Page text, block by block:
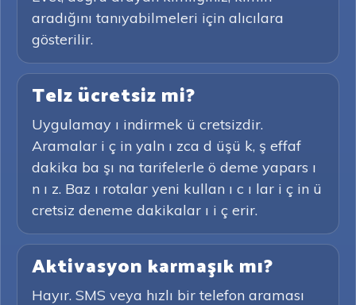
aradığını tanıyabilmeleri için alıcılara
gösterilir.
Telz ücretsiz mi?
Uygulamay ı indirmek ü cretsizdir.
Aramalar i ç in yaln ı zca d üşü k, ş effaf
dakika ba şı na tarifelerle ö deme yapars ı
n ı z. Baz ı rotalar yeni kullan ı c ı lar i ç in ü
cretsiz deneme dakikalar ı i ç erir.
Aktivasyon karmaşık mı?
Hayır. SMS veya hızlı bir telefon araması